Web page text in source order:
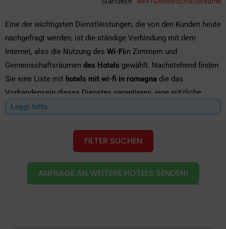
Eine der wichtigsten Dienstleistungen, die von den Kunden heute
nachgefragt werden, ist die ständige Verbindung mit dem
Internet, also die Nutzung des Wi-Fiin Zimmern und
Gemeinschaftsräumen des Hotels gewählt. Nachstehend finden
Sie eine Liste mit hotels mit wi-fi in romagna die das
Vorhandensein dieses Dienstes garantieren, eine nützliche
Lösung, die es Ihnen ermöglicht, jederzeit informiert zu sein.
interessanten Lösungen, Kongressen, einfachen öffentlichen
Verkehrsmitteln, um von einem Ort zum anderen zu gelangen,
und natürlich bei der Information über Veranstaltungen, die in
der Stadt organisiert werden, um Sie während Ihres Aufenthalts
Leggi tutto
FILTER SUCHEN
ANFRAGE AN WEITERE HOTELS SENDEN!